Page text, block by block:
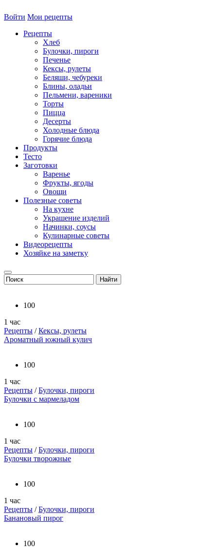
Войти Мои рецепты
Рецепты
Хлеб
Булочки, пироги
Печенье
Кексы, рулеты
Беляши, чебуреки
Блины, оладьи
Пельмени, вареники
Торты
Пицца
Десерты
Холодные блюда
Горячие блюда
Продукты
Тесто
Заготовки
Варенье
Фрукты, ягоды
Овощи
Полезные советы
На кухне
Украшение изделий
Начинки, соусы
Кулинарные советы
Видеорецепты
Хозяйке на заметку
100
1 час
Рецепты /Кексы, рулеты
Ароматный южный кулич
100
1 час
Рецепты /Булочки, пироги
Булочки с мармеладом
100
1 час
Рецепты /Булочки, пироги
Булочки творожные
100
1 час
Рецепты /Булочки, пироги
Банановый пирог
100